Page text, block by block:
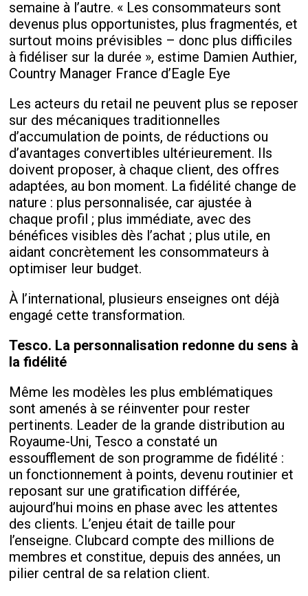
semaine à l’autre. « Les consommateurs sont
devenus plus opportunistes, plus fragmentés, et
surtout moins prévisibles – donc plus difficiles
à fidéliser sur la durée », estime Damien Authier,
Country Manager France d’Eagle Eye
Les acteurs du retail ne peuvent plus se reposer
sur des mécaniques traditionnelles
d’accumulation de points, de réductions ou
d’avantages convertibles ultérieurement. Ils
doivent proposer, à chaque client, des offres
adaptées, au bon moment. La fidélité change de
nature : plus personnalisée, car ajustée à
chaque profil ; plus immédiate, avec des
bénéfices visibles dès l’achat ; plus utile, en
aidant concrètement les consommateurs à
optimiser leur budget.
À l’international, plusieurs enseignes ont déjà
engagé cette transformation.
Tesco. La personnalisation redonne du sens à
la fidélité
Même les modèles les plus emblématiques
sont amenés à se réinventer pour rester
pertinents. Leader de la grande distribution au
Royaume-Uni, Tesco a constaté un
essoufflement de son programme de fidélité :
un fonctionnement à points, devenu routinier et
reposant sur une gratification différée,
aujourd’hui moins en phase avec les attentes
des clients. L’enjeu était de taille pour
l’enseigne. Clubcard compte des millions de
membres et constitue, depuis des années, un
pilier central de sa relation client.